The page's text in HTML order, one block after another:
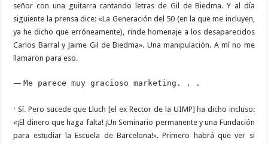
señor con una guitarra cantando letras de Gil de Biedma. Y al día
siguiente la prensa dice: «La Generación del 50 (en la que me incluyen,
ya he dicho que erróneamente), rinde homenaje a los desaparecidos
Carlos Barral y Jaime Gil de Biedma». Una manipulación. A mí no me
llamaron para eso.
—Me parece muy gracioso marketing. . .
· Sí. Pero sucede que Lluch [el ex Rector de la UIMP] ha dicho incluso:
«¡El dinero que haga falta! ¡Un Seminario permanente y una Fundación
para estudiar la Escuela de Barcelona!». Primero habrá que ver si